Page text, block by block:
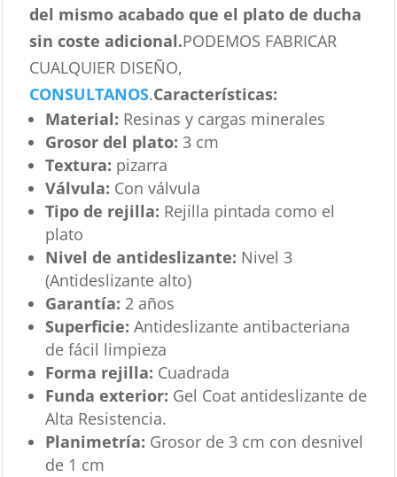
del mismo acabado que el plato de ducha
sin coste adicional.PODEMOS FABRICAR
CUALQUIER DISEÑO,
CONSULTANOS.Características:
Material: Resinas y cargas minerales
Grosor del plato: 3 cm
Textura: pizarra
Válvula: Con válvula
Tipo de rejilla: Rejilla pintada como el
plato
Nivel de antideslizante: Nivel 3
(Antideslizante alto)
Garantía: 2 años
Superficie: Antideslizante antibacteriana
de fácil limpieza
Forma rejilla: Cuadrada
Funda exterior: Gel Coat antideslizante de
Alta Resistencia.
Planimetría: Grosor de 3 cm con desnivel
de 1 cm